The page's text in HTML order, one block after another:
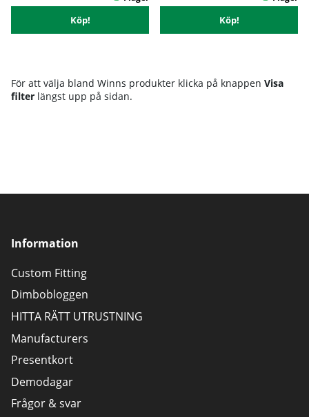
Köp! Köp!
För att välja bland Winns produkter klicka på knappen Visa
filter längst upp på sidan.
Information
Custom Fitting
Dimbobloggen
HITTA RÄTT UTRUSTNING
Manufacturers
Presentkort
Demodagar
Frågor & svar